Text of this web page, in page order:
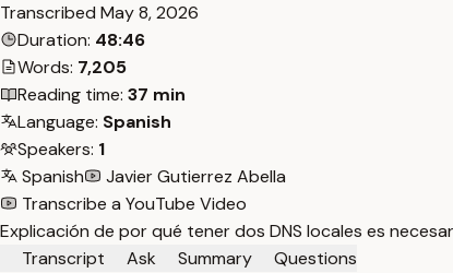
Transcribed May 8, 2026
Duration: 48:46
Words: 7,205
Reading time: 37 min
Language: Spanish
Speakers: 1
Spanish
Javier Gutierrez Abella
Transcribe a YouTube Video
Explicación de por qué tener dos DNS locales es
Transcript
Ask Summary
Questions